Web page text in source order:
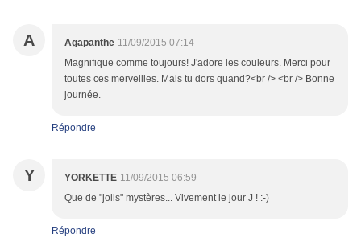
A Agapanthe 11/09/2015 07:14
Magnifique comme toujours! J'adore les couleurs. Merci pour
toutes ces merveilles. Mais tu dors quand?<br /> <br /> Bonne
journée.
Répondre
Y YORKETTE 11/09/2015 06:59
Que de "jolis" mystères... Vivement le jour J ! :-)
Répondre